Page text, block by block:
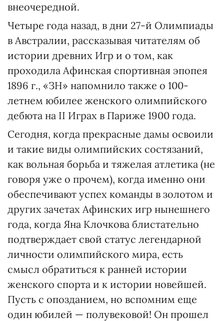
внеочередной.
Четыре года назад, в дни 27-й Олимпиады
в Австралии, рассказывая читателям об
истории древних Игр и о том, как
проходила Афинская спортивная эпопея
1896 г., «ЗН» напомнило также о 100-
летнем юбилее женского олимпийского
дебюта на II Играх в Париже 1900 года.
Сегодня, когда прекрасные дамы освоили
и такие виды олимпийских состязаний,
как вольная борьба и тяжелая атлетика (не
говоря уже о прочем), когда именно они
обеспечивают успех команды в золотом и
других зачетах Афинских игр нынешнего
года, когда Яна Клочкова блистательно
подтверждает свой статус легендарной
личности олимпийского мира, есть
смысл обратиться к ранней истории
женского спорта и к истории новейшей.
Пусть с опозданием, но вспомним еще
один юбилей — полувековой! Он прошел